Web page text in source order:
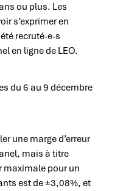
ou plus. Les
s’exprimer en
recruté-e-s
en ligne de LEO.
du 6 au 9 décembre
une marge d’erreur
mais à titre
maximale pour un
est de ±3,08%, et